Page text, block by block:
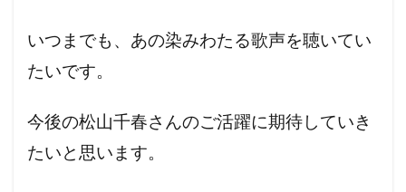
いつまでも、あの染みわたる歌声を聴いてい
たいです。
今後の松山千春さんのご活躍に期待していき
たいと思います。